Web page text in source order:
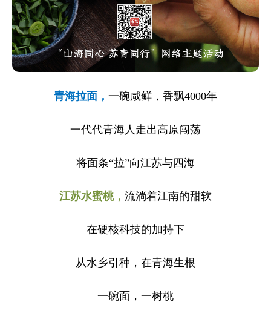
青海拉面， 一碗咸鲜，香飘4000年
一代代青海人走出高原闯荡
将面条“拉”向江苏与四海
江苏水蜜桃， 流淌着江南的甜软
在硬核科技的加持下
从水乡引种，在青海生根
一碗面，一树桃